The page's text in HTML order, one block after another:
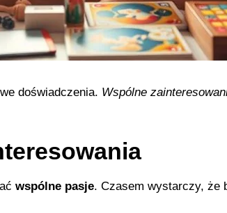
doświadczenia. Wspólne
wspólne pasje. Czasem wystarczy, że